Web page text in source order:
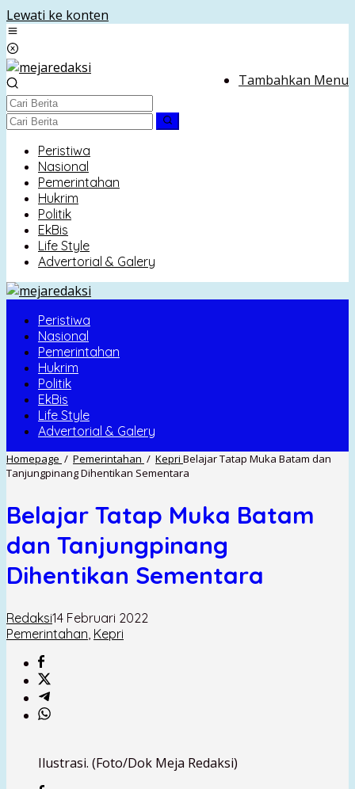
Lewati ke konten
Tambahkan Menu
Peristiwa
Nasional
Pemerintahan
Hukrim
Politik
EkBis
Life Style
Advertorial & Galery
Peristiwa
Nasional
Pemerintahan
Hukrim
Politik
EkBis
Life Style
Advertorial & Galery
Homepage / Pemerintahan / Kepri Belajar Tatap Muka Batam dan
Tanjungpinang Dihentikan Sementara
Belajar Tatap Muka Batam
dan Tanjungpinang
Dihentikan Sementara
Redaksi14 Februari 2022
Pemerintahan Kepri
Ilustrasi. (Foto/Dok Meja Redaksi)